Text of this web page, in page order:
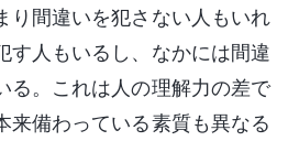
り間違いを犯さない人もいれ
す人もいるし、なかには間違
る。これは人の理解力の差で
来備わっている素質も異なる